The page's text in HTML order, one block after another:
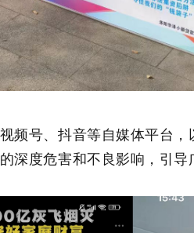
频号、抖音等自媒体平台
深度危害和不良影响，引